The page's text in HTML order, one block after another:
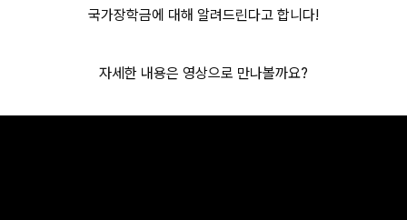
국가장학금에 대해 알려드린다고 합니다!
자세한 내용은 영상으로 만나볼까요?